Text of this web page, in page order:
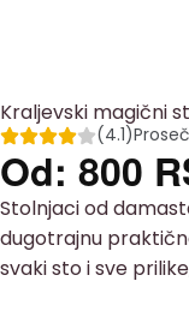
Kraljevski magični
(4.1)
Od: 800
Stolnjaci od
dugotrajnu
svaki sto i sve